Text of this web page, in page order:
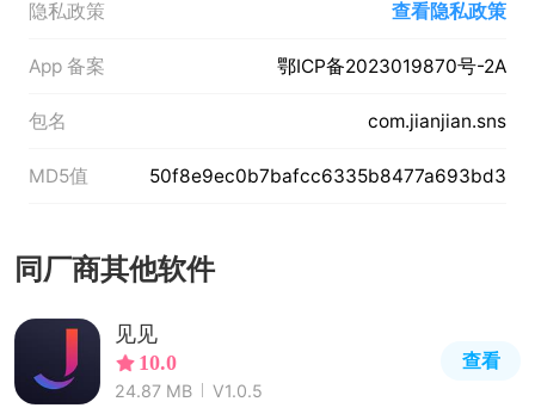
隐私政策 查看隐私政策
App 备案 鄂ICP备2023019870号-2A
包名 com.jianjian.sns
MD5值 50f8e9ec0b7bafcc6335b8477a693bd3
同厂商其他软件
见见
10.0
24.87 MB V1.0.5
查看